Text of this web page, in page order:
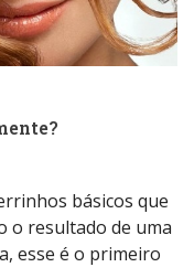
básicos que
o resultado de uma
esse é o primeiro